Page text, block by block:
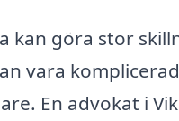
kan göra stor
vara
En advokat i